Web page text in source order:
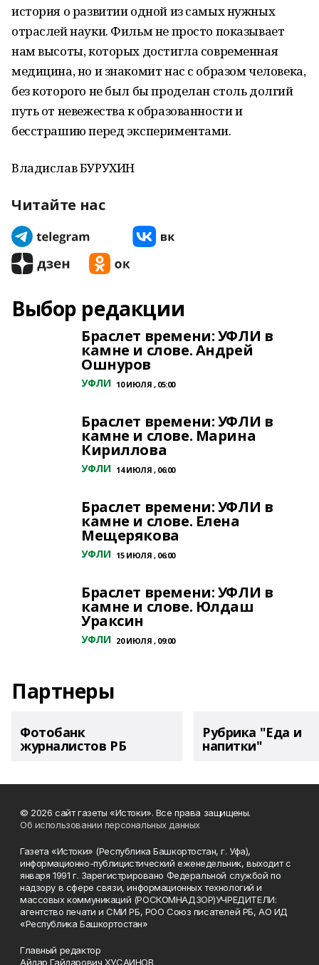
история о развитии одной из самых нужных
отраслей науки. Фильм не просто показывает
нам высоты, которых достигла современная
медицина, но и знакомит нас с образом человека,
без которого не был бы проделан столь долгий
путь от невежества к образованности и
бесстрашию перед экспериментами.
Владислав БУРУХИН
Читайте нас
Выбор редакции
Браслет времени: УФЛИ в
камне и слове. Андрей
Ошнуров
УФЛИ 10 ИЮЛЯ , 05:00
Браслет времени: УФЛИ в
камне и слове. Марина
Кириллова
УФЛИ 14 ИЮЛЯ , 06:00
Браслет времени: УФЛИ в
камне и слове. Елена
Мещерякова
УФЛИ 15 ИЮЛЯ , 06:00
Браслет времени: УФЛИ в
камне и слове. Юлдаш
Ураксин
УФЛИ 20 ИЮЛЯ , 09:00
Партнеры
Фотобанк
журналистов РБ
Рубрика "Еда и
напитки"
© 2026 сайт газеты «Истоки». Все права защищены.
Об использовании персональных данных
Газета «Истоки» (Республика Башкортостан, г. Уфа),
информационно-публицистический еженедельник, выходит с
января 1991 г. Зарегистрировано Федеральной службой по
надзору в сфере связи, информационных технологий и
массовых коммуникаций (РОСКОМНАДЗОР)УЧРЕДИТЕЛИ:
агентство печати и СМИ РБ, РОО Союз писателей РБ, АО ИД
«Республика Башкортостан»
Главный редактор
Айдар Гайдарович ХУСАИНОВ